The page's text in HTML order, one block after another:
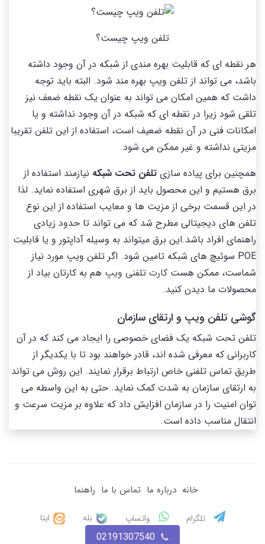
تلفن ویپ چیست؟
هر نقطه ای که قابلیت بهره مندی از شبکه در آن وجود داشته
باشد، می تواند از تلفن ویپ بهره مند شود. البته باید توجه
داشت که همین امکان می تواند به عنوان یک نقطه ضعف نیز
تلقی شود زیرا در نقطه ای که شبکه در آن وجود نداشته و یا
امکانات فنی در آن نقطه ضعیف است، استفاده از این تلفن تقریبا
مزیتی نداشته و غیر ممکن می شود.
همچنین برای پیاده سازی تلفن تحت شبکه نیازمند استفاده از
برق هستیم و این محصول باید از برق شهری استفاده نماید. لذا
در این قسمت برخی از مزیت ها و معایب استفاده از این نوع
تلفن های دیجیتالی مطرح شد که می تواند تا حدود زیادی
راهنمای افراد باشد.این برق میتواند به وسیله آداپتور و یا قابلیت
POE سوئیچ های شبکه تامین شود. اگر تلفن ویپ مورد نیاز
شماست، ممکن هست کارت تلفنی ویپ هم به کارتان بیاد از
محصولات ما دیدن کنید.
گوشی تلفن ویپ و ارتقای سازمان
تلفن تحت شبکه یک فضای خصوصی را ایجاد می کند که در آن
کاربرانی که معرفی شده اند، قادر خواهند بود تا با یکدیگر از
طریق تماس تلفنی خاص ارتباط برقرار نمایند. این روش می تواند
به ارتقای سازمان به شدت کمک نماید. حتی به این واسطه می
توان امنیت را در سازمان افزایش داد که علاوه بر مزیت سرعت و
انتقال مناسب داده است.
خانه درباره ما تماس با ما راهنما
تلگرام واتساپ بله ایتا
02191307540